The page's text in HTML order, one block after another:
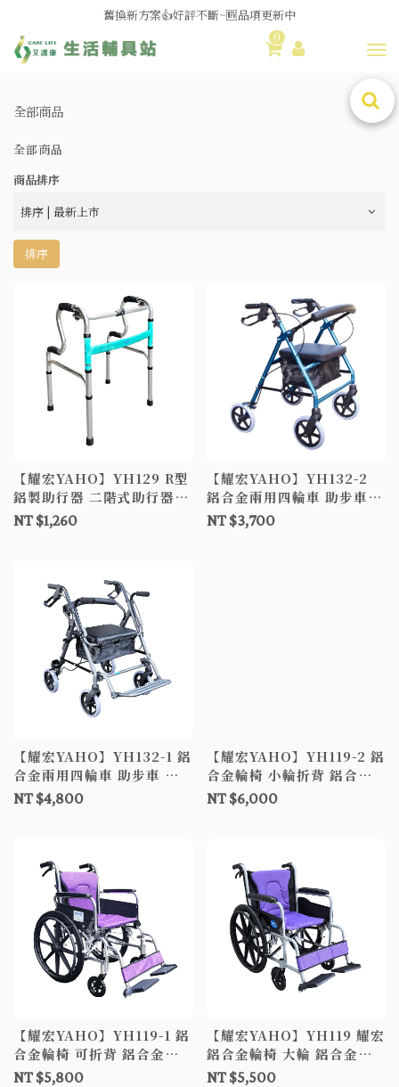
舊換新方案👍好評不斷~🆕品項更新中
😆備餐原來可以這麼輕鬆🎌KEWPIE介護食🍱營養均衡
0
全部商品
全部商品
商品排序
排序
【耀宏YAHO】YH129 R型
鋁製助行器 二階式助行器
兩段式助行器 助步器
NT $1,260
【耀宏YAHO】YH132-2
鋁合金兩用四輪車 助步車
助行車
NT $3,700
【耀宏YAHO】YH132-1 鋁
合金兩用四輪車 助步車 助
行車
NT $4,800
【耀宏YAHO】YH119-2 鋁
合金輪椅 小輪折背 鋁合金
輪椅 手動輪椅 符合補助B款
NT $6,000
【耀宏YAHO】YH119-1 鋁
合金輪椅 可折背 鋁合金輪
椅 手動輪椅 符合補助B款輪
NT $5,800
【耀宏YAHO】YH119 耀宏
鋁合金輪椅 大輪 鋁合金輪
椅 手動輪椅 符合補助B款輪
NT $5,500